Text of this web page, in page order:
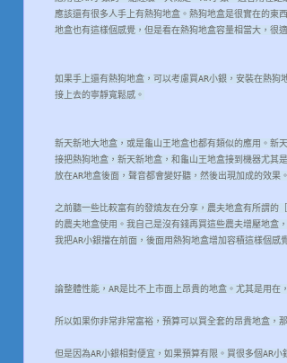
應該還有很多人手上有熱狗地盒。熱狗地盒是很實在的東
地盒也有這樣個感覺，但是看在熱狗地盒容量相當大，很
如果手上還有熱狗地盒，可以考慮買AR小銀，安裝在熱
接上去的寧靜寬鬆感。
新天新地大地盒，或是龜山王地盒也都有類似的應用。新
接把熱狗地盒，新天新地盒，和龜山王地盒接到機器尤其
放在AR地盒後面，聲音都會變好聽，然後出現加成的效果。
之前聽一些比較富有的發燒友在分享，農夫地盒有所謂的
的農夫地盒使用。我自己是沒有錢再買這些農夫增壓地盒
我把AR小銀擋在前面，後面用熱狗地盒增加容積這樣個感
論整體性能，AR是比不上市面上昂貴的地盒。尤其是用在
所以如果你非常非常富裕，預算可以買全套的昂貴地盒，
但是因為AR小銀相對便宜，如果預算有限。買很多個AR